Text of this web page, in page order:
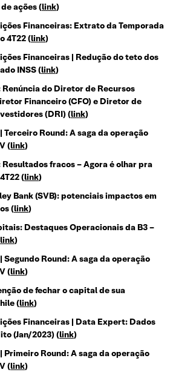
ações (link)
Financeiras: Extrato da Temporada
4T22 (link)
Financeiras | Redução do teto dos
INSS (link)
Renúncia do Diretor de Recursos
Financeiro (CFO) e Diretor de
(DRI) (link)
Terceiro Round: A saga da operação
(link)
Resultados fracos – Agora é olhar pra
(link)
Bank (SVB): potenciais impactos em
(link)
Destaques Operacionais da B3 –
link)
Segundo Round: A saga da operação
(link)
de fechar o capital de sua
(link)
Financeiras | Data Expert: Dados
(Jan/2023) (link)
Primeiro Round: A saga da operação
(link)